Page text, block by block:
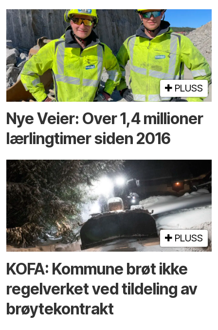
PLUSS
Nye Veier: Over 1,4 millioner
lærlingtimer siden 2016
PLUSS
KOFA: Kommune brøt ikke
regelverket ved tildeling av
brøytekontrakt